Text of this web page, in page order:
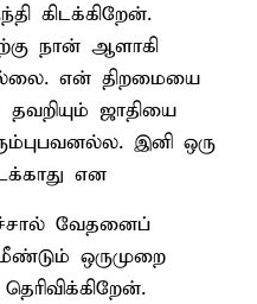
கிடக்கிறேன்.
நான் ஆளாகி
என் திறமையை
ஜாதியை
இனி ஒரு
என
வேதனைப்
ஒருமுறை